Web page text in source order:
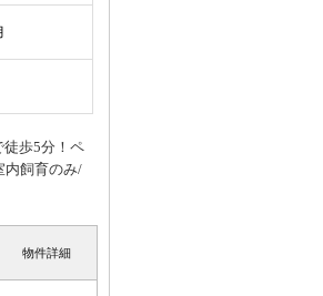
徒歩5分！ペ
内飼育のみ/
物件詳細